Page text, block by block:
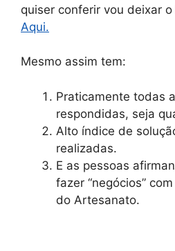
quiser conferir vou deixar o
Aqui.
Mesmo assim tem:
Praticamente todas
respondidas, seja
Alto índice de
realizadas.
E as pessoas
fazer “negócios”
do Artesanato.